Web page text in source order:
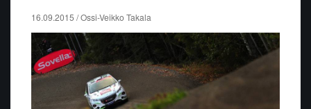
16.09.2015 / Ossi-Veikko Takala